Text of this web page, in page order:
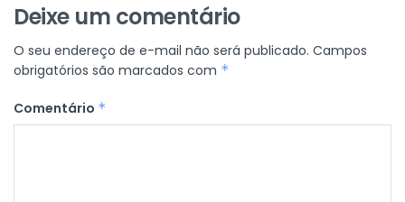
Deixe um comentário
O seu endereço de e-mail não será publicado. Campos
obrigatórios são marcados com *
Comentário *